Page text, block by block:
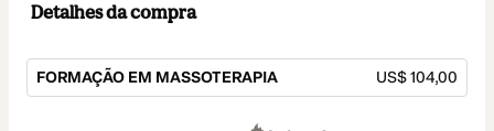
Detalhes da compra
FORMAÇÃO EM MASSOTERAPIA US$ 104,00